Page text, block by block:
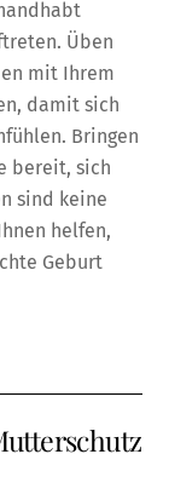
Üben
mit Ihrem
damit sich
Bringen
bereit, sich
sind keine
helfen,
Geburt